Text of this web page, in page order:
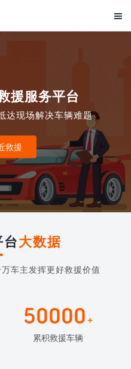

援服务平台
达现场解决车辆难题
救援
大数据
车主发挥更好救援价值
50000 +
累积救援车辆